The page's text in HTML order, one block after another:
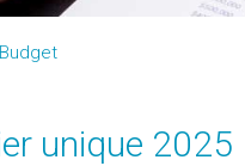
Budget
unique 2025